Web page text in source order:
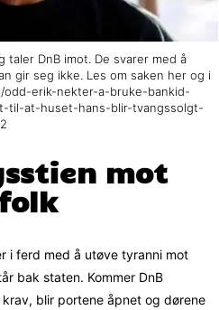
taler DnB imot. De svarer med å
gir seg ikke. Les om saken her og i
odd-erik-nekter-a-bruke-bankid-
til-at-huset-hans-blir-tvangssolgt-
mot
i ferd med å utøve tyranni mot
bak staten. Kommer DnB
blir portene åpnet og dørene